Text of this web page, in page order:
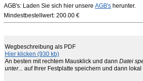
AGB's: Laden Sie sich hier unsere AGB's herunter.
Mindestbestellwert: 200.00 €
Wegbeschreibung als PDF
Hier klicken (930 kb)
An besten mit rechtem Mausklick und dann Datei
unter...
auf Ihrer Festplatte speichern und dann lokal